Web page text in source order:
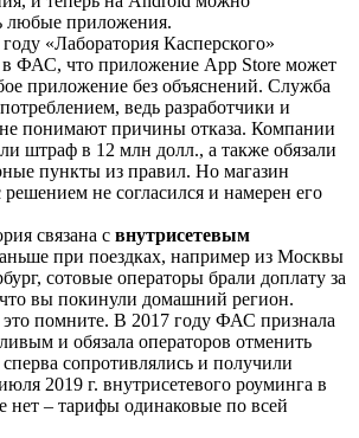
любые приложения.
«Лаборатория Касперского»
в ФАС, что приложение App Store может
приложение без объяснений. Служба
ведь разработчики и
не понимают причины отказа. Компании
штраф в 12 млн долл., а также обязали
пункты из правил. Но магазин
не согласился и намерен его
связана с внутрисетевым
при поездках, например из Москвы
сотовые операторы брали доплату за
что вы покинули домашний регион.
помните. В 2017 году ФАС признала
и обязала операторов отменить
сопротивлялись и получили
2019 г. внутрисетевого роуминга в
нет – тарифы одинаковые по всей